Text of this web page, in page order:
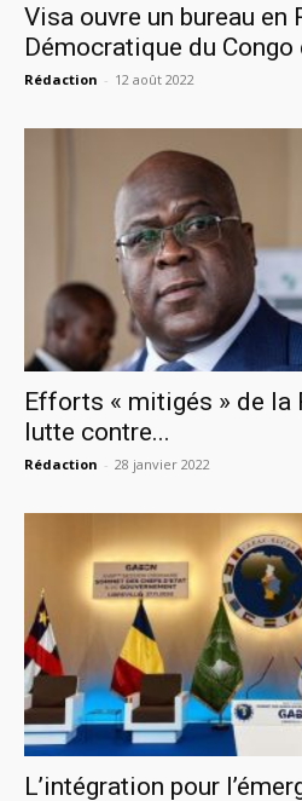
Visa ouvre un bureau en
Démocratique du Congo
Rédaction - 12 août 2022
Efforts « mitigés » de la
lutte contre...
Rédaction - 28 janvier 2022
L’intégration pour